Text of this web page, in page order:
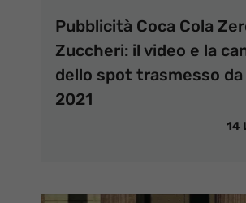
Pubblicità Coca Cola
Zuccheri: il video e la
dello spot trasmesso da
2021
14